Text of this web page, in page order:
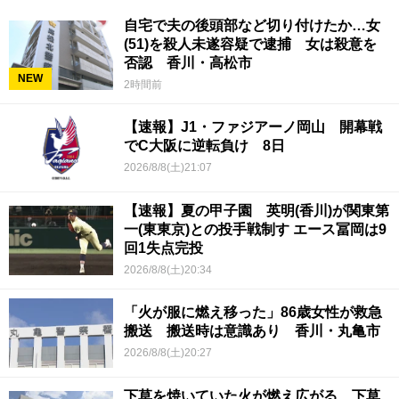
NEW
自宅で夫の後頭部など切り付けたか…女
(51)を殺人未遂容疑で逮捕 女は殺意を
否認 香川・高松市
2時間前
【速報】J1・ファジアーノ岡山 開幕戦
でC大阪に逆転負け 8日
2026/8/8(土)21:07
【速報】夏の甲子園 英明(香川)が関東第
一(東東京)との投手戦制す エース冨岡は9
回1失点完投
2026/8/8(土)20:34
「火が服に燃え移った」86歳女性が救急
搬送 搬送時は意識あり 香川・丸亀市
2026/8/8(土)20:27
下草を焼いていた火が燃え広がる 下草